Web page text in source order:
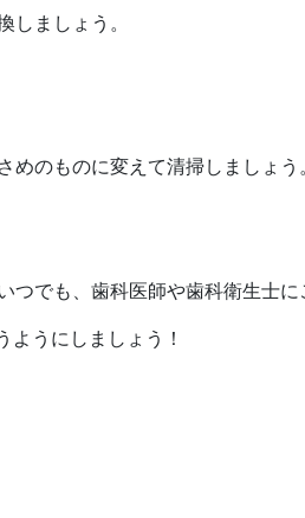
ましょう。
のものに変えて清掃しましょ
でも、歯科医師や歯科衛生士に
うにしましょう！